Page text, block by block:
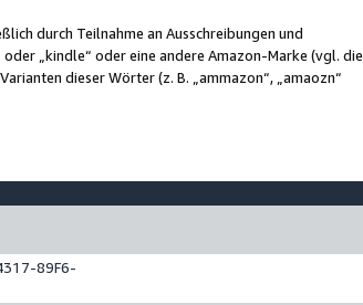
durch Teilnahme an Ausschreibungen und
„kindle“ oder eine andere Amazon-Marke (vgl. die
dieser Wörter (z. B. „ammazon“, „amaozn“
89F6-